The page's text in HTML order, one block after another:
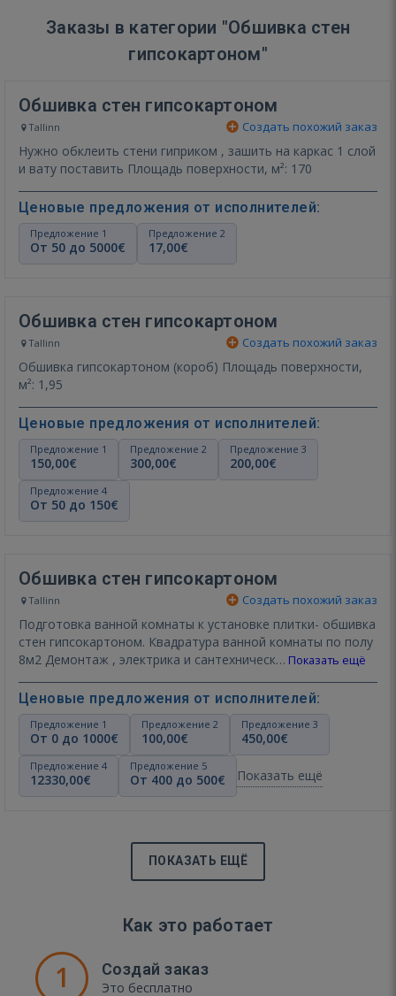
Заказы в категории "Обшивка стен
гипсокартоном"
Обшивка стен гипсокартоном
Tallinn Создать похожий заказ
Нужно обклеить стени гиприком , зашить на каркас 1 слой
и вату поставить Площадь поверхности, м²: 170
Ценовые предложения от исполнителей:
Предложение 1
От 50 до 5000€
Предложение 2
17,00€
Обшивка стен гипсокартоном
Tallinn Создать похожий заказ
Обшивка гипсокартоном (короб) Площадь поверхности,
м²: 1,95
Ценовые предложения от исполнителей:
Предложение 1
150,00€
Предложение 2
300,00€
Предложение 3
200,00€
Предложение 4
От 50 до 150€
Обшивка стен гипсокартоном
Tallinn Создать похожий заказ
Подготовка ванной комнаты к установке плитки- обшивка
стен гипсокартоном. Квадратура ванной комнаты по полу
8м2 Демонтаж , электрика и сантехническ… Показать ещё
Ценовые предложения от исполнителей:
Предложение 1
От 0 до 1000€
Предложение 2
100,00€
Предложение 3
450,00€
Предложение 4
12330,00€
Предложение 5
От 400 до 500€ Показать ещё
ПОКАЗАТЬ ЕЩЁ
Как это работает
1 Создай заказ
Это бесплатно